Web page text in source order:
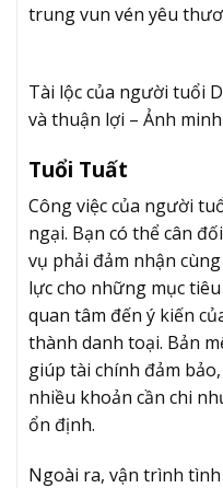
trung vun vén yêu
Tài lộc của người tuổi
và thuận lợi – Ảnh
Tuổi Tuất
Công việc của người
ngại. Bạn có thể cân
vụ phải đảm nhận
lực cho những mục
quan tâm đến ý kiến
thành danh toại. Bản
giúp tài chính đảm
nhiều khoản cần chi
ổn định.
Ngoài ra, vận trình tình